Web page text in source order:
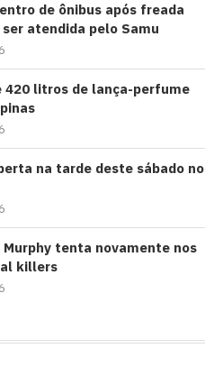
de ônibus após freada
atendida pelo Samu
420 litros de lança-perfume
na tarde deste sábado no
Murphy tenta novamente nos
killers